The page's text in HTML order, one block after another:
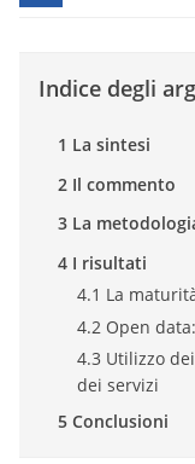
Indice degli
1 La sintesi
2 Il commento
3 La
4 I risultati
4.1 La
4.2 Open
4.3 Utilizzo
dei servizi
5 Conclusioni